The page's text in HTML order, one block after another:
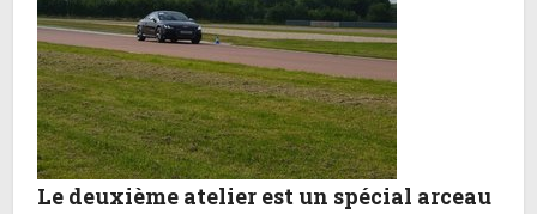
Le deuxième atelier est un spécial arceau